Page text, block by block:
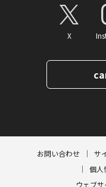
X
お問い合わせ サ
個人
ウェブ